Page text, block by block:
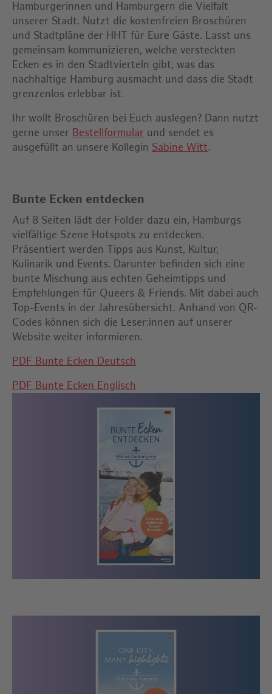
Hamburgerinnen und Hamburgern die Vielfalt
unserer Stadt. Nutzt die kostenfreien Broschüren
und Stadtpläne der HHT für Eure Gäste. Lasst uns
gemeinsam kommunizieren, welche versteckten
Ecken es in den Stadtvierteln gibt, was das
nachhaltige Hamburg ausmacht und dass die Stadt
grenzenlos erlebbar ist.
Ihr wollt Broschüren bei Euch auslegen? Dann nutzt
gerne unser Bestellformular und sendet es
ausgefüllt an unsere Kollegin Sabine Witt.
Bunte Ecken entdecken
Auf 8 Seiten lädt der Folder dazu ein, Hamburgs
vielfältige Szene Hotspots zu entdecken.
Präsentiert werden Tipps aus Kunst, Kultur,
Kulinarik und Events. Darunter befinden sich eine
bunte Mischung aus echten Geheimtipps und
Empfehlungen für Queers & Friends. Mit dabei auch
Top-Events in der Jahresübersicht. Anhand von QR-
Codes können sich die Leser:innen auf unserer
Website weiter informieren.
PDF Bunte Ecken Deutsch
PDF Bunte Ecken Englisch